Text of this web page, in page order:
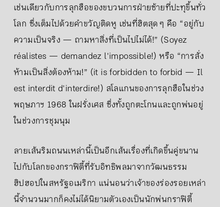
เช่นเดียวกับการลุกฮือของขบวนการฝ่ายซ้ายที่ปะทุขึ้นทั่ว
โลก ซึ่งเต็มไปด้วยคำขวัญติดหู เช่นที่ฮิตสุด ๆ คือ “อยู่กับ
ความเป็นจริง — ถามหาสิ่งที่เป็นไปไม่ได้!” (Soyez
réalistes — demandez l'impossible!) หรือ “การสั่ง
ห้ามเป็นสิ่งต้องห้าม!” (it is forbidden to forbid — Il
est interdit d'interdire!) สโลแกนของการลุกฮือในช่วง
พฤษภาฯ 1968 ในฝรั่งเศส ซึ่งทั้งถูกตะโกนและถูกพ่นอยู่
ในช่วงการชุมนุม
ลายเส้นริมถนนเหล่านี้เป็นอีกเส้นเรื่องที่เกิดขึ้นคู่ขนาน
ไปกับโลกของกราฟิตี้ที่รับอิทธิพลมาจากวัฒนธรรม
ฮิปฮอปในสหรัฐอเมริกา แน่นอนว่าเจ้าของร่องรอยเหล่า
นี้จำนวนมากก็คงไม่ได้นิยามตัวเองเป็นนักพ่นกราฟิตี้